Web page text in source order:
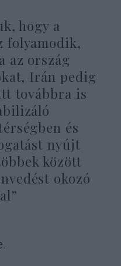
hogy a
folyamodik,
az ország
Irán pedig
továbbra is
és
nyújt
között
okozó